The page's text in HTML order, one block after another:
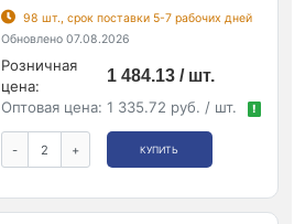
98 шт., срок поставки 5-7 рабочих дней
Обновлено 07.08.2026
Розничная
цена:
1 484.13 / шт.
Оптовая цена: 1 335.72 руб. / шт. !
- + КУПИТЬ